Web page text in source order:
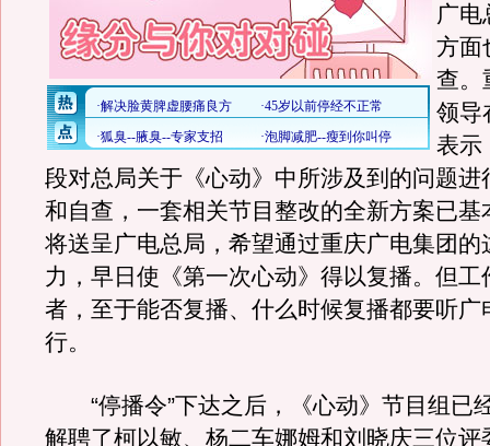
广电
方面
查。
领导
表示
段对总局关于《心动》中所涉及到的问题进
和自查，一套相关节目整改的全新方案已基
将送呈广电总局，希望通过重庆广电集团的
力，早日使《第一次心动》得以复播。但工
者，至于能否复播、什么时候复播都要听广
行。
“停播令”下达之后，《心动》节目组已
解聘了柯以敏、杨二车娜姆和刘晓庆三位评